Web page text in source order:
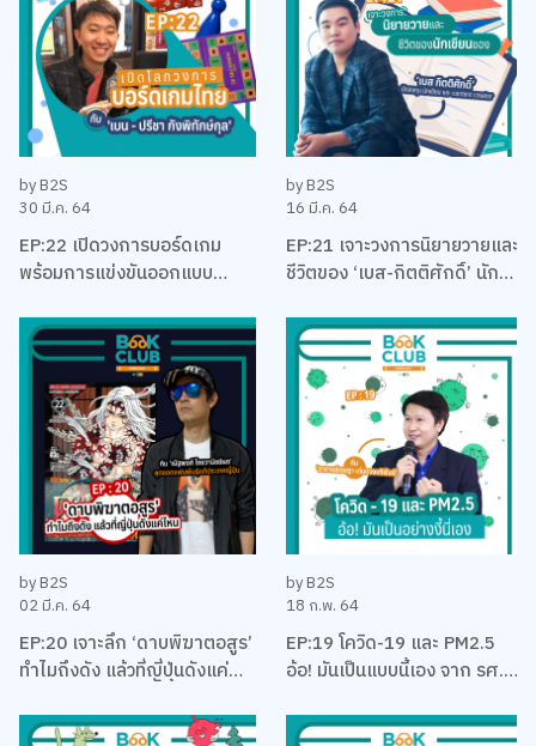
by B2S
30 มี.ค. 64
EP:22 เปิดวงการบอร์ดเกม
พร้อมการแข่งขันออกแบบ
ประเทศไทยกับ เบน – ปรีชา กัง
พิทักษ์กุล
by B2S
16 มี.ค. 64
EP:21 เจาะวงการนิยายวายและ
ชีวิตของ ‘เบส-กิตติศักดิ์’ นัก
บริหาร
by B2S
02 มี.ค. 64
EP:20 เจาะลึก ‘ดาบพิฆาตอสูร’
ทำไมถึงดัง แล้วที่ญี่ปุ่นดังแค่
คุง-ณัฐพงศ์ ไชยวานิชย์ผล
by B2S
18 ก.พ. 64
EP:19 โควิด-19 และ PM2.5
อ้อ! มันเป็นแบบนี้เอง จาก รศ.